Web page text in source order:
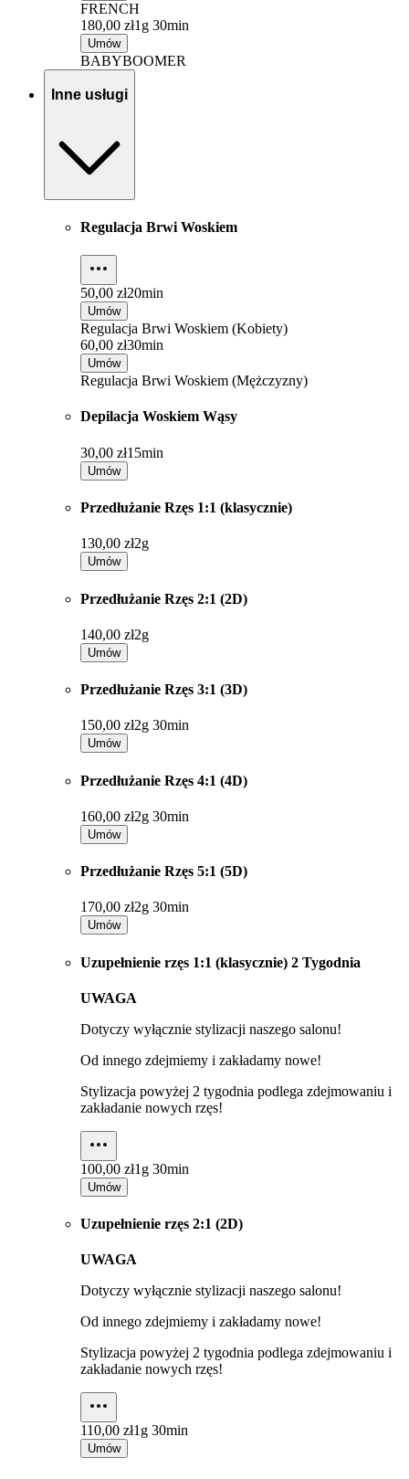
FRENCH
180,00 zł1g 30min
Umów
BABYBOOMER
Inne usługi
Regulacja Brwi Woskiem
50,00 zł20min
Umów
Regulacja Brwi Woskiem (Kobiety)
60,00 zł30min
Umów
Regulacja Brwi Woskiem (Mężczyzny)
Depilacja Woskiem Wąsy
30,00 zł15min
Umów
Przedłużanie Rzęs 1:1 (klasycznie)
130,00 zł2g
Umów
Przedłużanie Rzęs 2:1 (2D)
140,00 zł2g
Umów
Przedłużanie Rzęs 3:1 (3D)
150,00 zł2g 30min
Umów
Przedłużanie Rzęs 4:1 (4D)
160,00 zł2g 30min
Umów
Przedłużanie Rzęs 5:1 (5D)
170,00 zł2g 30min
Umów
Uzupełnienie rzęs 1:1 (klasycznie) 2 Tygodnia
UWAGA
Dotyczy wyłącznie stylizacji naszego salonu!
Od innego zdejmiemy i zakładamy nowe!
Stylizacja powyżej 2 tygodnia podlega zdejmowaniu i
zakładanie nowych rzęs!
100,00 zł1g 30min
Umów
Uzupełnienie rzęs 2:1 (2D)
UWAGA
Dotyczy wyłącznie stylizacji naszego salonu!
Od innego zdejmiemy i zakładamy nowe!
Stylizacja powyżej 2 tygodnia podlega zdejmowaniu i
zakładanie nowych rzęs!
110,00 zł1g 30min
Umów